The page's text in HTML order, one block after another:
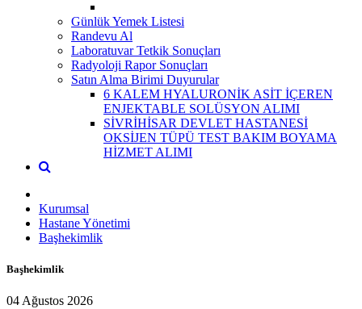
Günlük Yemek Listesi
Randevu Al
Laboratuvar Tetkik Sonuçları
Radyoloji Rapor Sonuçları
Satın Alma Birimi Duyurular
6 KALEM HYALURONİK ASİT İÇEREN
ENJEKTABLE SOLÜSYON ALIMI
SİVRİHİSAR DEVLET HASTANESİ
OKSİJEN TÜPÜ TEST BAKIM BOYAMA
HİZMET ALIMI
Kurumsal
Hastane Yönetimi
Başhekimlik
Başhekimlik
04 Ağustos 2026